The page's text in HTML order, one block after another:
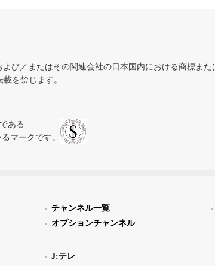
び／またはその関連会社の日本国内における商標また
を禁じます。
ある
マークです。
チャンネル一覧
オプションチャンネル
J:テレ